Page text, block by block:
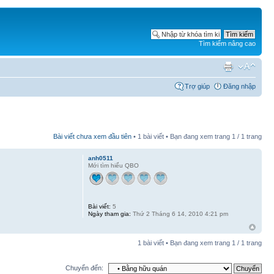
Tìm kiếm nâng cao
Trợ giúp Đăng nhập
Bài viết chưa xem đầu tiên • 1 bài viết • Bạn đang xem trang 1 / 1 trang
anh0511
Mới tìm hiểu QBO
Bài viết: 5
Ngày tham gia: Thứ 2 Tháng 6 14, 2010 4:21 pm
1 bài viết • Bạn đang xem trang 1 / 1 trang
Chuyển đến: